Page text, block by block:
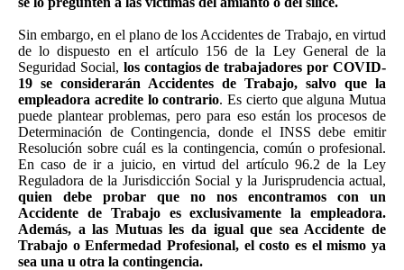
Sin embargo, en el plano de los Accidentes de Trabajo, en virtud
de lo dispuesto en el artículo 156 de la Ley General de la
Seguridad Social, los contagios de trabajadores por COVID-
19 se considerarán Accidentes de Trabajo, salvo que la
empleadora acredite lo contrario. Es cierto que alguna Mutua
puede plantear problemas, pero para eso están los procesos de
Determinación de Contingencia, donde el INSS debe emitir
Resolución sobre cuál es la contingencia, común o profesional.
En caso de ir a juicio, en virtud del artículo 96.2 de la Ley
Reguladora de la Jurisdicción Social y la Jurisprudencia actual,
quien debe probar que no nos encontramos con un
Accidente de Trabajo es exclusivamente la empleadora.
Además, a las Mutuas les da igual que sea Accidente de
Trabajo o Enfermedad Profesional, el costo es el mismo ya
sea una u otra la contingencia.